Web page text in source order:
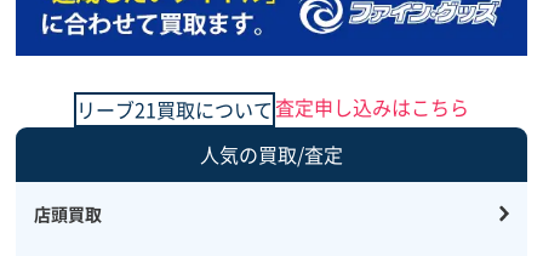
リーブ21買取について査定申し込みはこちら
人気の買取/査定
店頭買取